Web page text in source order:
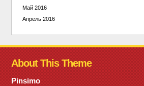
Май 2016
Апрель 2016
About This Theme
Pinsimo